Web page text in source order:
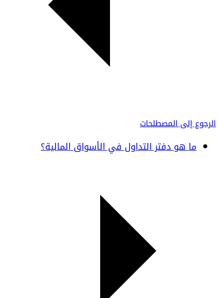
الرجوع إلى المصطلحات
ما هو دفتر التداول في الأسواق المالية؟